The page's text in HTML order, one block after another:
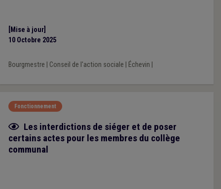
[Mise à jour]
10 Octobre 2025
Bourgmestre Conseil de l'action sociale Échevin
Fonctionnement
Fiche focus
Les interdictions de siéger et de poser
certains actes pour les membres du collège
communal